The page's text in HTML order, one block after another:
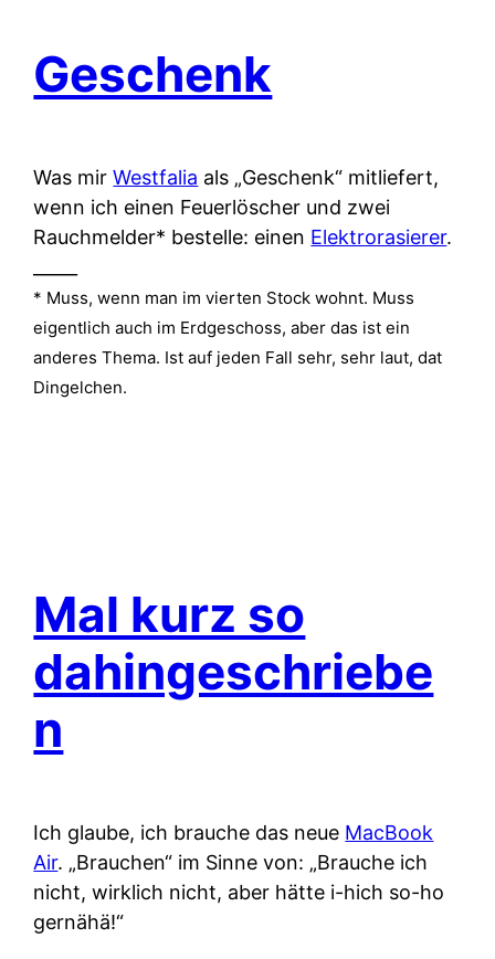
Geschenk
Was mirWestfalia als „Geschenk“ mitliefert,
wenn ich einen Feuerlöscher und zwei
Rauchmelder* bestelle: einen Elektrorasierer.
* Muss, wenn man im vierten Stock wohnt. Muss
eigentlich auch im Erdgeschoss, aber das ist ein
anderes Thema. Ist auf jeden Fall sehr, sehr laut, dat
Dingelchen.
Mal kurz so
dahingeschriebe
n
Ich glaube, ich brauche das neue MacBook
Air. „Brauchen“ im Sinne von: „Brauche ich
nicht, wirklich nicht, aber hätte i-hich so-ho
gernähä!“